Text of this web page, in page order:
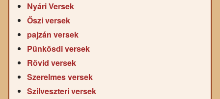
Nyári Versek
Őszi versek
pajzán versek
Pünkösdi versek
Rövid versek
Szerelmes versek
Szilveszteri versek